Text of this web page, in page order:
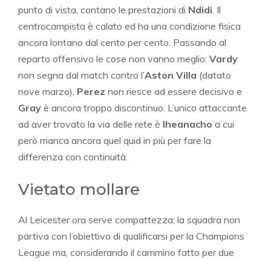
punto di vista, contano le prestazioni di Ndidi. Il
centrocampista è calato ed ha una condizione fisica
ancora lontano dal cento per cento. Passando al
reparto offensivo le cose non vanno meglio: Vardy
non segna dal match contro l’Aston Villa (datato
nove marzo), Perez non riesce ad essere decisivo e
Gray è ancora troppo discontinuo. L’unico attaccante
ad aver trovato la via delle rete è Iheanacho a cui
però manca ancora quel quid in più per fare la
differenza con continuità.
Vietato mollare
Al Leicester ora serve compattezza; la squadra non
partiva con l’obiettivo di qualificarsi per la Champions
League ma, considerando il cammino fatto per due